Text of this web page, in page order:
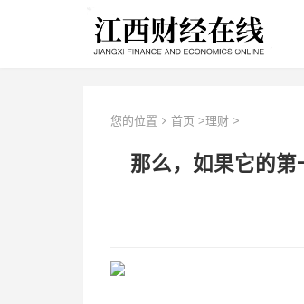
您的位置 首页 >理财 >
那么，如果它的